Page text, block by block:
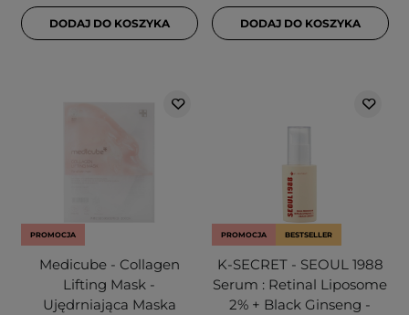
DODAJ DO KOSZYKA DODAJ DO KOSZYKA
PROMOCJA
Medicube - Collagen
Lifting Mask -
Ujędrniająca Maska
PROMOCJA BESTSELLER
K-SECRET - SEOUL 1988
Serum : Retinal Liposome
2% + Black Ginseng -